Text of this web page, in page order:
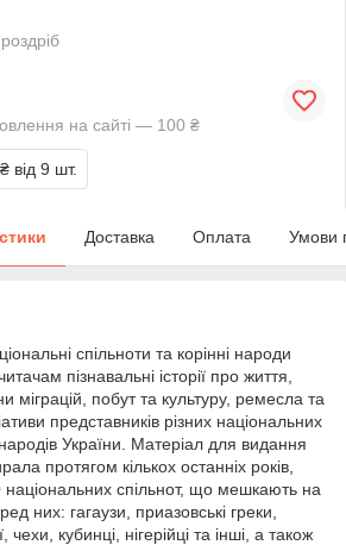
на сайті — 100 ₴
від 9 шт.
Доставка Оплата Умови
спільноти та корінні народи
пізнавальні історії про життя,
міграцій, побут та культуру, ремесла та
представників різних національних
України. Матеріал для видання
протягом кількох останніх років,
спільнот, що мешкають на
них: гагаузи, приазовські греки,
чехи, кубинці, нігерійці та інші, а також